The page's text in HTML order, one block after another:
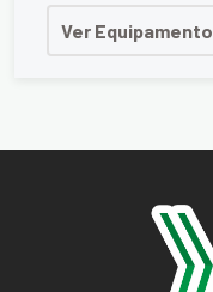
Ver Equipamento